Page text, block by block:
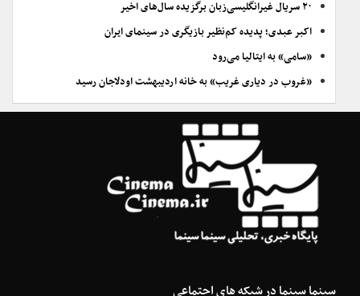
۲۰ سریال غیرانگلیسی‌زبان برگزیده سال‌های اخیر
اکبر عبدی؛ پدیده کم‌نظیر بازیگری در سینمای ایران
«سامی» به ایتالیا می‌رود
«غروب در دیاری غریب» به خانه اردیبهشت اودلاجان رسید
سینما سینما در شبکه های اجتماعی